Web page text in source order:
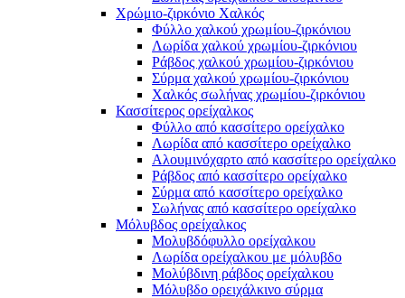
Χρώμιο-ζιρκόνιο Χαλκός
Φύλλο χαλκού χρωμίου-ζιρκόνιου
Λωρίδα χαλκού χρωμίου-ζιρκόνιου
Ράβδος χαλκού χρωμίου-ζιρκόνιου
Σύρμα χαλκού χρωμίου-ζιρκόνιου
Χαλκός σωλήνας χρωμίου-ζιρκόνιου
Κασσίτερος ορείχαλκος
Φύλλο από κασσίτερο ορείχαλκο
Λωρίδα από κασσίτερο ορείχαλκο
Αλουμινόχαρτο από κασσίτερο ορείχαλκο
Ράβδος από κασσίτερο ορείχαλκο
Σύρμα από κασσίτερο ορείχαλκο
Σωλήνας από κασσίτερο ορείχαλκο
Μόλυβδος ορείχαλκος
Μολυβδόφυλλο ορείχαλκου
Λωρίδα ορείχαλκου με μόλυβδο
Μολύβδινη ράβδος ορείχαλκου
Μόλυβδο ορειχάλκινο σύρμα